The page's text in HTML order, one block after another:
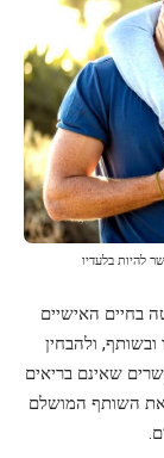
בלעדיו
בחיים האישיים
ולהבחין
שאינם בריאים
השותף המושלם